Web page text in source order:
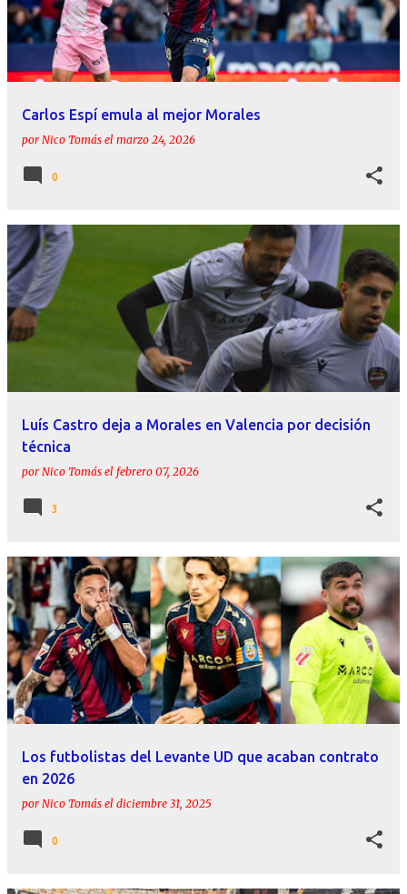
Carlos Espí emula al mejor Morales
por Nico Tomás el marzo 24, 2026
0
Luís Castro deja a Morales en Valencia por decisión
técnica
por Nico Tomás el febrero 07, 2026
3
Los futbolistas del Levante UD que acaban contrato
en 2026
por Nico Tomás el diciembre 31, 2025
0